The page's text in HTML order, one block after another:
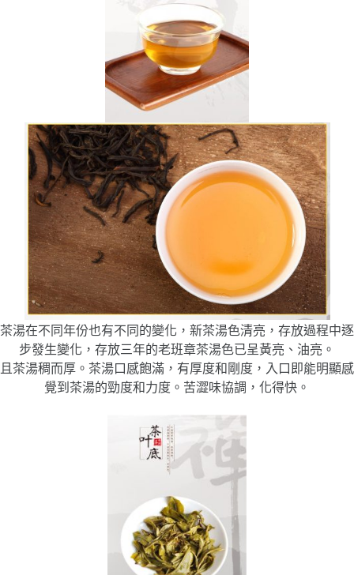
茶湯在不同年份也有不同的變化，新茶湯色清亮，存放過程中逐
步發生變化，存放三年的老班章茶湯色已呈黃亮、油亮。
且茶湯稠而厚。茶湯口感飽滿，有厚度和剛度，入口即能明顯感
覺到茶湯的勁度和力度。苦澀味協調，化得快。